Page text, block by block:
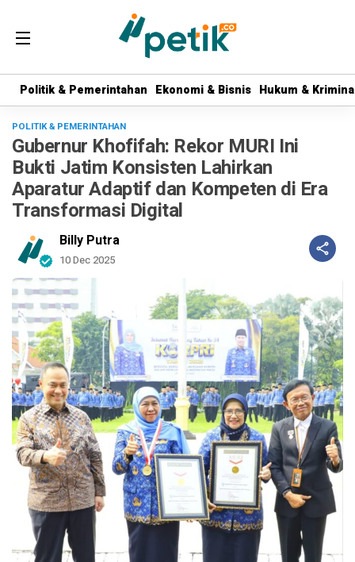
Politik & Pemerintahan Ekonomi & Bisnis Hukum &
Politik & Pemerintahan Ekonomi & Bisnis Hukum &
POLITIK & PEMERINTAHAN
Gubernur Khofifah: Rekor MURI Ini
Bukti Jatim Konsisten Lahirkan
Aparatur Adaptif dan Kompeten di Era
Transformasi Digital
Billy Putra
10 Dec 2025